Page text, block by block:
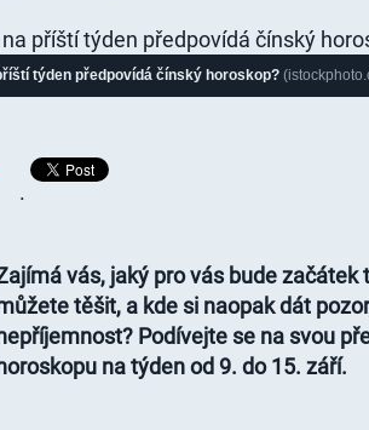
týden předpovídá čínský horoskop?
.
vás, jaký pro vás bude začátek
těšit, a kde si naopak dát
Podívejte se na svou
horoskopu na týden od 9. do 15. září.